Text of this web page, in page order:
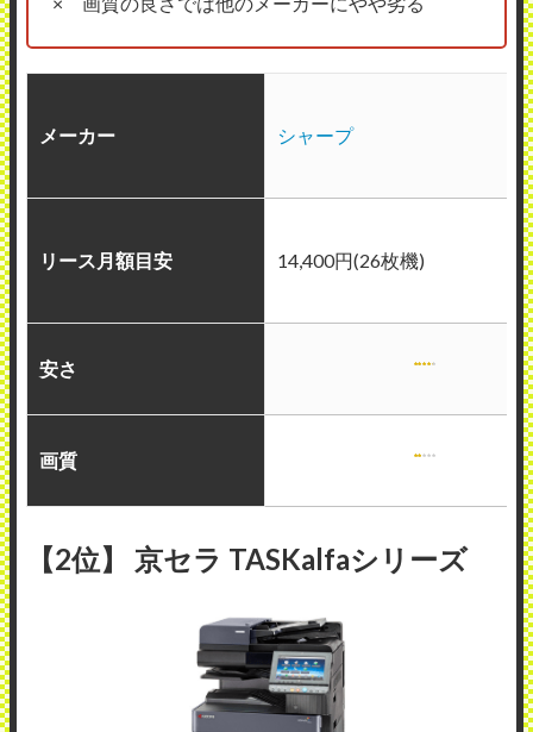
メーカー シャープ
リース月額目安 14,400円(26枚機)
安さ
画質
【2位】 京セラ TASKalfaシリーズ